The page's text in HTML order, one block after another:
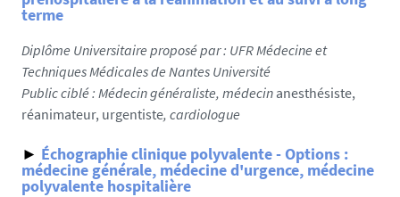
terme
Diplôme Universitaire proposé par : UFR Médecine et
Techniques Médicales de Nantes Université
Public ciblé : Médecin généraliste, médecin anesthésiste,
réanimateur, urgentiste, cardiologue
► Échographie clinique polyvalente - Options :
médecine générale, médecine d'urgence, médecine
polyvalente hospitalière